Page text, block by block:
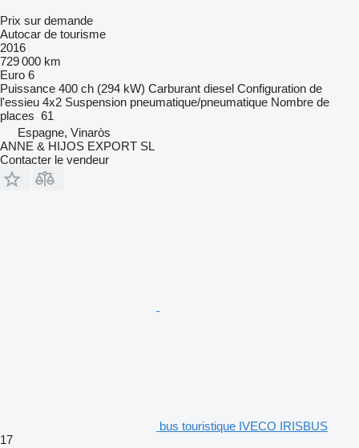
Prix sur demande
Autocar de tourisme
2016
729 000 km
Euro 6
Puissance 400 ch (294 kW) Carburant diesel Configuration de
l'essieu 4x2 Suspension pneumatique/pneumatique Nombre de
places 61
Espagne, Vinaròs
ANNE & HIJOS EXPORT SL
Contacter le vendeur
bus touristique IVECO IRISBUS
17